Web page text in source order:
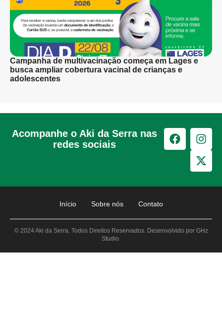
Campanha de multivacinação começa em Lages e
busca ampliar cobertura vacinal de crianças e
adolescentes
Acompanhe o Aki da Serra nas
redes sociais
Início Sobre nós Contato
© 2024 Aki da Serra. Todos Direitos Reservados. Desenvolvido por GHz
Studio.